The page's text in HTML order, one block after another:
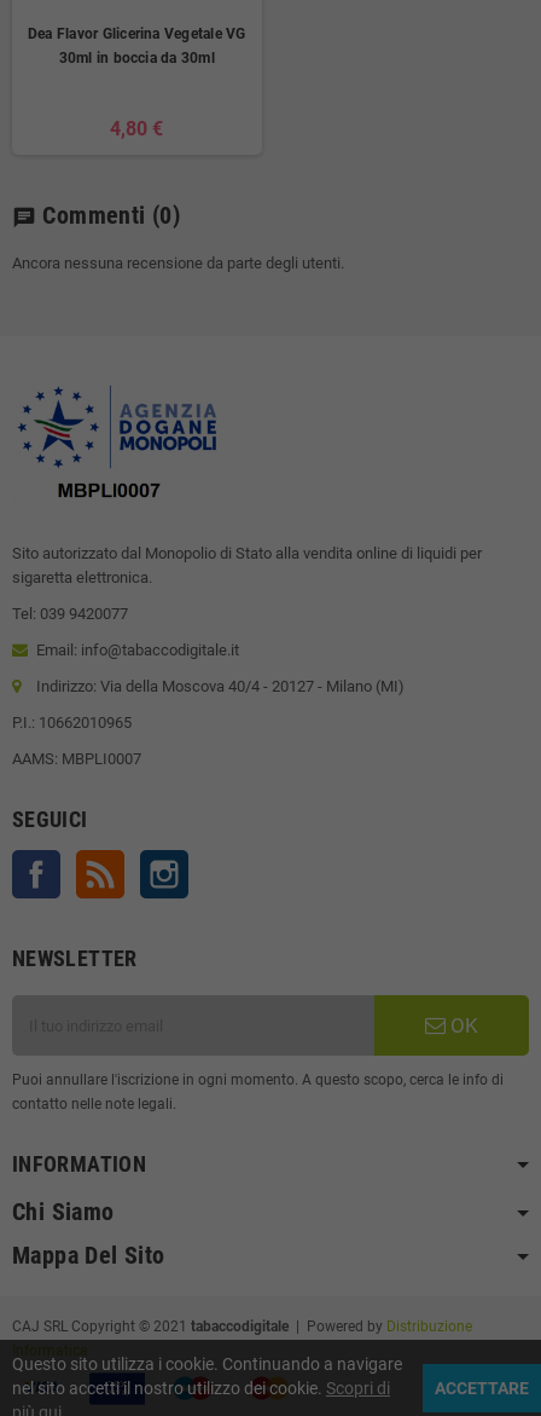
Dea Flavor Glicerina Vegetale VG
30ml in boccia da 30ml
4,80 €
chat Commenti (0)
Ancora nessuna recensione da parte degli utenti.
Sito autorizzato dal Monopolio di Stato alla vendita online di liquidi per
sigaretta elettronica.
Tel: 039 9420077
Email: info@tabaccodigitale.it
Indirizzo: Via della Moscova 40/4 - 20127 - Milano (MI)
P.I.: 10662010965
AAMS: MBPLI0007
SEGUICI
Facebook Rss
NEWSLETTER
OK
Puoi annullare l'iscrizione in ogni momento. A questo scopo, cerca le info di
contatto nelle note legali.
INFORMATION
Chi Siamo
Mappa Del Sito
CAJ SRL Copyright © 2021 tabaccodigitale | Powered by Distribuzione
Informatica
Questo sito utilizza i cookie. Continuando a navigare
nel sito accetti il nostro utilizzo dei cookie. Scopri di
ACCETTARE